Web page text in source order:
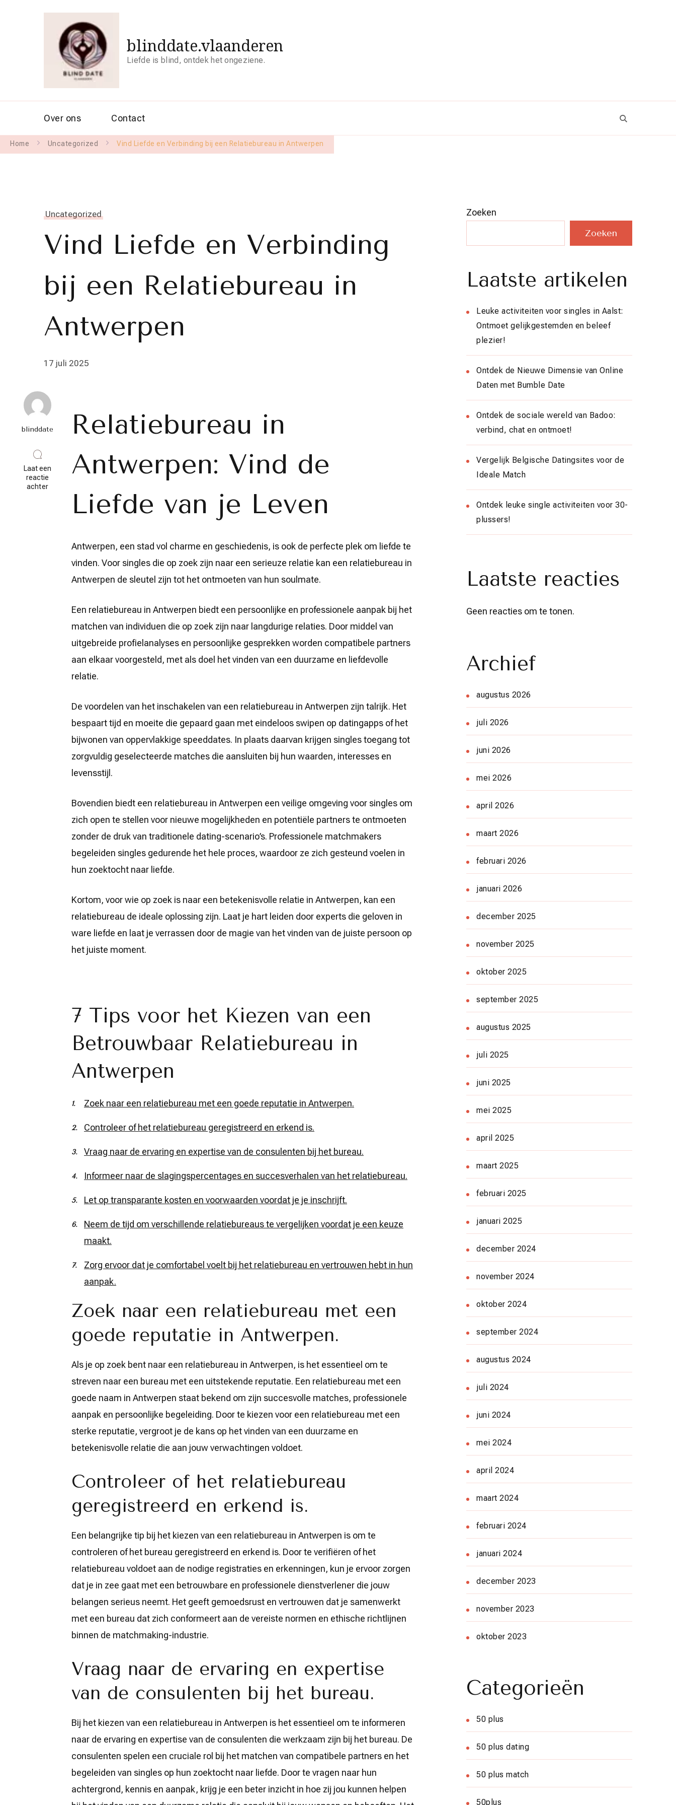
blinddate.vlaanderen
Liefde is blind, ontdek het ongeziene.
Over ons Contact
Home Uncategorized Vind Liefde en Verbinding bij een Relatiebureau in Antwerpen
Uncategorized
Vind Liefde en Verbinding
bij een Relatiebureau in
Antwerpen
17 juli 2025
blinddate
Laat een
reactie
achterop
Relatiebureau
Antwerpen
Relatiebureau in
Antwerpen: Vind de
Liefde van je Leven
Antwerpen, een stad vol charme en geschiedenis, is ook de perfecte plek om liefde te
vinden. Voor singles die op zoek zijn naar een serieuze relatie kan een relatiebureau in
Antwerpen de sleutel zijn tot het ontmoeten van hun soulmate.
Een relatiebureau in Antwerpen biedt een persoonlijke en professionele aanpak bij het
matchen van individuen die op zoek zijn naar langdurige relaties. Door middel van
uitgebreide profielanalyses en persoonlijke gesprekken worden compatibele partners
aan elkaar voorgesteld, met als doel het vinden van een duurzame en liefdevolle
relatie.
De voordelen van het inschakelen van een relatiebureau in Antwerpen zijn talrijk. Het
bespaart tijd en moeite die gepaard gaan met eindeloos swipen op datingapps of het
bijwonen van oppervlakkige speeddates. In plaats daarvan krijgen singles toegang tot
zorgvuldig geselecteerde matches die aansluiten bij hun waarden, interesses en
levensstijl.
Bovendien biedt een relatiebureau in Antwerpen een veilige omgeving voor singles om
zich open te stellen voor nieuwe mogelijkheden en potentiële partners te ontmoeten
zonder de druk van traditionele dating-scenario’s. Professionele matchmakers
begeleiden singles gedurende het hele proces, waardoor ze zich gesteund voelen in
hun zoektocht naar liefde.
Kortom, voor wie op zoek is naar een betekenisvolle relatie in Antwerpen, kan een
relatiebureau de ideale oplossing zijn. Laat je hart leiden door experts die geloven in
ware liefde en laat je verrassen door de magie van het vinden van de juiste persoon op
het juiste moment.
7 Tips voor het Kiezen van een
Betrouwbaar Relatiebureau in
Antwerpen
Zoek naar een relatiebureau met een goede reputatie in Antwerpen.
Controleer of het relatiebureau geregistreerd en erkend is.
Vraag naar de ervaring en expertise van de consulenten bij het bureau.
Informeer naar de slagingspercentages en succesverhalen van het relatiebureau.
Let op transparante kosten en voorwaarden voordat je je inschrijft.
Neem de tijd om verschillende relatiebureaus te vergelijken voordat je een keuze
maakt.
Zorg ervoor dat je comfortabel voelt bij het relatiebureau en vertrouwen hebt in hun
aanpak.
Zoek naar een relatiebureau met een
goede reputatie in Antwerpen.
Als je op zoek bent naar een relatiebureau in Antwerpen, is het essentieel om te
streven naar een bureau met een uitstekende reputatie. Een relatiebureau met een
goede naam in Antwerpen staat bekend om zijn succesvolle matches, professionele
aanpak en persoonlijke begeleiding. Door te kiezen voor een relatiebureau met een
sterke reputatie, vergroot je de kans op het vinden van een duurzame en
betekenisvolle relatie die aan jouw verwachtingen voldoet.
Controleer of het relatiebureau
geregistreerd en erkend is.
Een belangrijke tip bij het kiezen van een relatiebureau in Antwerpen is om te
controleren of het bureau geregistreerd en erkend is. Door te verifiëren of het
relatiebureau voldoet aan de nodige registraties en erkenningen, kun je ervoor zorgen
dat je in zee gaat met een betrouwbare en professionele dienstverlener die jouw
belangen serieus neemt. Het geeft gemoedsrust en vertrouwen dat je samenwerkt
met een bureau dat zich conformeert aan de vereiste normen en ethische richtlijnen
binnen de matchmaking-industrie.
Vraag naar de ervaring en expertise
van de consulenten bij het bureau.
Bij het kiezen van een relatiebureau in Antwerpen is het essentieel om te informeren
naar de ervaring en expertise van de consulenten die werkzaam zijn bij het bureau. De
consulenten spelen een cruciale rol bij het matchen van compatibele partners en het
begeleiden van singles op hun zoektocht naar liefde. Door te vragen naar hun
achtergrond, kennis en aanpak, krijg je een beter inzicht in hoe zij jou kunnen helpen
Zoeken
Zoeken
Laatste artikelen
Leuke activiteiten voor singles in Aalst:
Ontmoet gelijkgestemden en beleef
plezier!
Ontdek de Nieuwe Dimensie van Online
Daten met Bumble Date
Ontdek de sociale wereld van Badoo:
verbind, chat en ontmoet!
Vergelijk Belgische Datingsites voor de
Ideale Match
Ontdek leuke single activiteiten voor 30-
plussers!
Laatste reacties
Geen reacties om te tonen.
Archief
augustus 2026
juli 2026
juni 2026
mei 2026
april 2026
maart 2026
februari 2026
januari 2026
december 2025
november 2025
oktober 2025
september 2025
augustus 2025
juli 2025
juni 2025
mei 2025
april 2025
maart 2025
februari 2025
januari 2025
december 2024
november 2024
oktober 2024
september 2024
augustus 2024
juli 2024
juni 2024
mei 2024
april 2024
maart 2024
februari 2024
januari 2024
december 2023
november 2023
oktober 2023
Categorieën
50 plus
50 plus dating
50 plus match
50plus